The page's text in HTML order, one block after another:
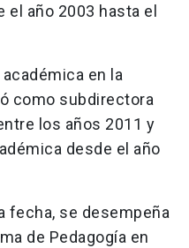
el año 2003 hasta el
en la
como subdirectora
los años 2011 y
desde el año
fecha, se desempeña
de Pedagogía en